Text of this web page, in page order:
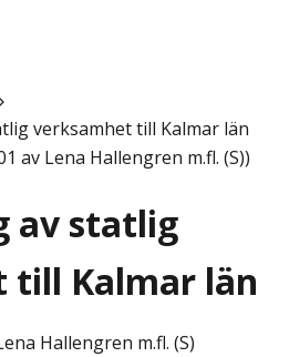
verksamhet till Kalmar län
av Lena Hallengren m.fl. (S))
av statlig
till Kalmar län
Hallengren m.fl. (S)